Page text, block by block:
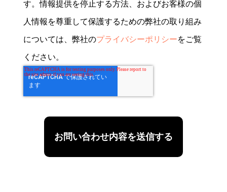
す。情報提供を停止する方法、およびお客様の個
人情報を尊重して保護するための弊社の取り組み
については、弊社のプライバシーポリシーをご覧
ください。